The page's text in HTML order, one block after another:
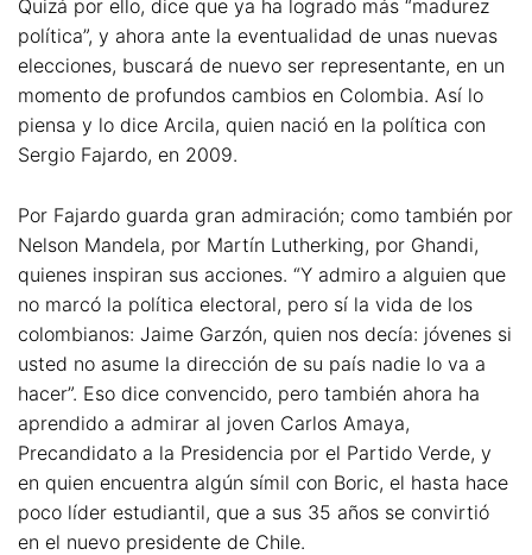
Quizá por ello, dice que ya ha logrado más “madurez
política”, y ahora ante la eventualidad de unas nuevas
elecciones, buscará de nuevo ser representante, en un
momento de profundos cambios en Colombia. Así lo
piensa y lo dice Arcila, quien nació en la política con
Sergio Fajardo, en 2009.
Por Fajardo guarda gran admiración; como también por
Nelson Mandela, por Martín Lutherking, por Ghandi,
quienes inspiran sus acciones. “Y admiro a alguien que
no marcó la política electoral, pero sí la vida de los
colombianos: Jaime Garzón, quien nos decía: jóvenes si
usted no asume la dirección de su país nadie lo va a
hacer”. Eso dice convencido, pero también ahora ha
aprendido a admirar al joven Carlos Amaya,
Precandidato a la Presidencia por el Partido Verde, y
en quien encuentra algún símil con Boric, el hasta hace
poco líder estudiantil, que a sus 35 años se convirtió
en el nuevo presidente de Chile.